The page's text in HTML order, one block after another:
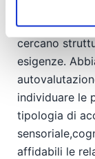
FREEGOOsi
cercano
esigenze.
individuare le
tipologia di
affidabili le